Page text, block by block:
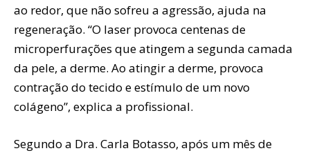
ao redor, que não sofreu a agressão, ajuda na
regeneração. “O laser provoca centenas de
microperfurações que atingem a segunda camada
da pele, a derme. Ao atingir a derme, provoca
contração do tecido e estímulo de um novo
colágeno”, explica a profissional.
Segundo a Dra. Carla Botasso, após um mês de